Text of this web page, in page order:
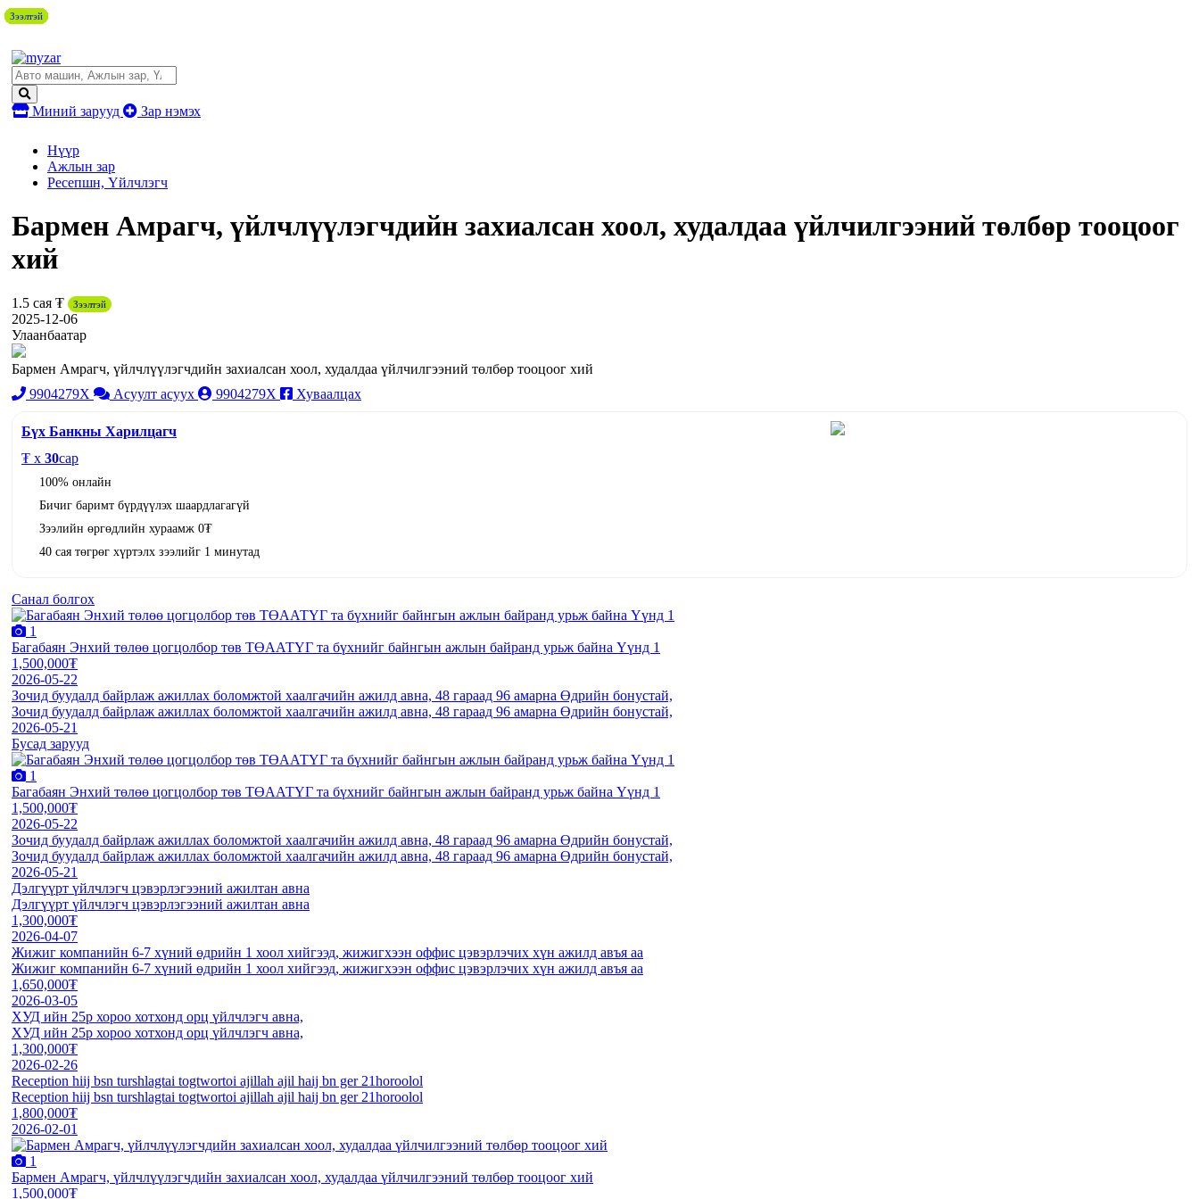
Миний зарууд Зар нэмэх
Нүүр
Ажлын зар
Ресепшн, Үйлчлэгч
Бармен Амрагч, үйлчлүүлэгчдийн захиалсан хоол, худалдаа үйлчилгээний төлбөр тооцоог
хий
1.5 сая ₮ Зээлтэй
2025-12-06
Улаанбаатар
Бармен Амрагч, үйлчлүүлэгчдийн захиалсан хоол, худалдаа үйлчилгээний төлбөр тооцоог хий
9904279X
Асуулт асуух 9904279X Хуваалцах
Бүх Банкны Харилцагч
₮ x 30сар
100% онлайн
Бичиг баримт бүрдүүлэх шаардлагагүй
Зээлийн өргөдлийн хураамж 0₮
40 сая төгрөг хүртэлх зээлийг 1 минутад
Санал болгох
Зээлтэй
1
Багабаян Энхий төлөө цогцолбор төв ТӨААТҮГ та бүхнийг байнгын ажлын байранд урьж байна Үүнд 1
1,500,000₮
2026-05-22
Зочид буудалд байрлаж ажиллах боломжтой хаалгачийн ажилд авна, 48 гараад 96 амарна Өдрийн бонустай,
Зочид буудалд байрлаж ажиллах боломжтой хаалгачийн ажилд авна, 48 гараад 96 амарна Өдрийн бонустай,
2026-05-21
Бусад зарууд
Зээлтэй
1
Багабаян Энхий төлөө цогцолбор төв ТӨААТҮГ та бүхнийг байнгын ажлын байранд урьж байна Үүнд 1
1,500,000₮
2026-05-22
Зочид буудалд байрлаж ажиллах боломжтой хаалгачийн ажилд авна, 48 гараад 96 амарна Өдрийн бонустай,
Зочид буудалд байрлаж ажиллах боломжтой хаалгачийн ажилд авна, 48 гараад 96 амарна Өдрийн бонустай,
2026-05-21
Дэлгүүрт үйлчлэгч цэвэрлэгээний ажилтан авна
Зээлтэй
Дэлгүүрт үйлчлэгч цэвэрлэгээний ажилтан авна
1,300,000₮
2026-04-07
Жижиг компанийн 6-7 хүний өдрийн 1 хоол хийгээд, жижигхээн оффис цэвэрлэчих хүн ажилд авъя аа
Зээлтэй
Жижиг компанийн 6-7 хүний өдрийн 1 хоол хийгээд, жижигхээн оффис цэвэрлэчих хүн ажилд авъя аа
1,650,000₮
2026-03-05
ХУД ийн 25р хороо хотхонд орц үйлчлэгч авна,
Зээлтэй
ХУД ийн 25р хороо хотхонд орц үйлчлэгч авна,
1,300,000₮
2026-02-26
Reception hiij bsn turshlagtai togtwortoi ajillah ajil haij bn ger 21horoolol
Зээлтэй
Reception hiij bsn turshlagtai togtwortoi ajillah ajil haij bn ger 21horoolol
1,800,000₮
2026-02-01
Зээлтэй
1
Бармен Амрагч, үйлчлүүлэгчдийн захиалсан хоол, худалдаа үйлчилгээний төлбөр тооцоог хий
1,500,000₮
Зээлтэй
Зээлтэй